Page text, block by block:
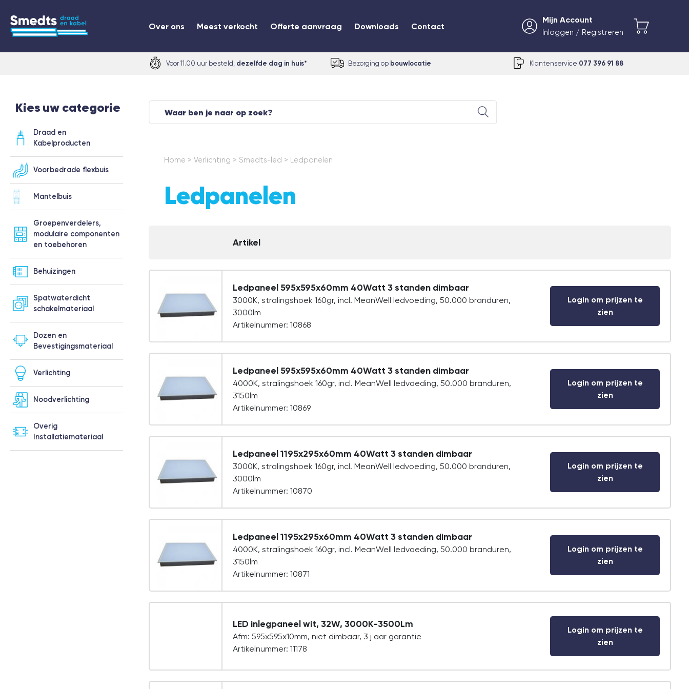
Over ons Meest verkocht Offerte aanvraag Downloads Contact
Mijn Account
Inloggen / Registreren
Voor 11.00 uur besteld, dezelfde dag in huis* Bezorging op bouwlocatie Klantenservice 077 396 91 88
Kies uw categorie
Draad en
Kabelproducten
Voorbedrade flexbuis
Mantelbuis
Groepenverdelers,
modulaire componenten
en toebehoren
Behuizingen
Spatwaterdicht
schakelmateriaal
Dozen en
Bevestigingsmateriaal
Verlichting
Noodverlichting
Overig
Installatiemateriaal
Home > Verlichting > Smedts-led > Ledpanelen
Ledpanelen
Artikel
Ledpaneel 595x595x60mm 40Watt 3 standen dimbaar
3000K, stralingshoek 160gr, incl. MeanWell ledvoeding, 50.000 branduren,
3000lm
Artikelnummer: 10868
Login om prijzen te
zien
Ledpaneel 595x595x60mm 40Watt 3 standen dimbaar
4000K, stralingshoek 160gr, incl. MeanWell ledvoeding, 50.000 branduren,
3150lm
Artikelnummer: 10869
Login om prijzen te
zien
Ledpaneel 1195x295x60mm 40Watt 3 standen dimbaar
3000K, stralingshoek 160gr, incl. MeanWell ledvoeding, 50.000 branduren,
3000lm
Artikelnummer: 10870
Login om prijzen te
zien
Ledpaneel 1195x295x60mm 40Watt 3 standen dimbaar
4000K, stralingshoek 160gr, incl. MeanWell ledvoeding, 50.000 branduren,
3150lm
Artikelnummer: 10871
Login om prijzen te
zien
LED inlegpaneel wit, 32W, 3000K-3500Lm
Afm: 595x595x10mm, niet dimbaar, 3 j aar garantie
Artikelnummer: 11178
Login om prijzen te
zien